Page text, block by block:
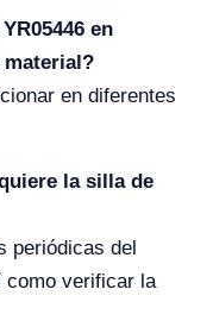
en
material?
en diferentes
la silla de
periódicas del
verificar la